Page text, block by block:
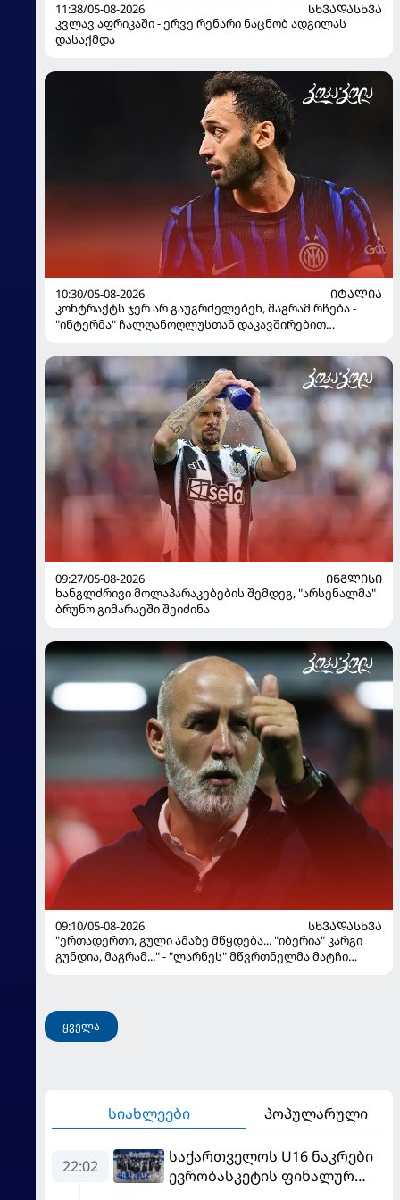
11:38/05-08-2026
ᲡᲮᲕᲐᲓᲐᲡᲮᲕᲐ
კვლავ აფრიკაში - ერვე რენარი ნაცნობ ადგილას
დასაქმდა
10:30/05-08-2026
ᲘᲢᲐᲚᲘᲐ
კონტრაქტს ჯერ არ გაუგრძელებენ, მაგრამ რჩება -
"ინტერმა" ჩალღანოღლუსთან დაკავშირებით
09:27/05-08-2026
ᲘᲜᲒᲚᲘᲡᲘ
ხანგლძრივი მოლაპარაკებების შემდეგ, "არსენალმა"
ბრუნო გიმარაეში შეიძინა
09:10/05-08-2026
ᲡᲮᲕᲐᲓᲐᲡᲮᲕᲐ
"ერთადერთი, გული ამაზე მწყდება... "იბერია" კარგი
გუნდია, მაგრამ..." - "ლარნეს" მწვრთნელმა მატჩი
ყველა
სიახლეები პოპულარული
22:02
საქართველოს U16 ნაკრები
ევრობასკეტის ფინალურ